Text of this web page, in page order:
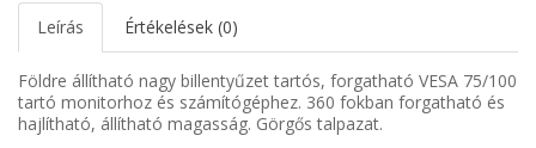
Leírás Értékelések (0)
Földre állítható nagy billentyűzet tartós, forgatható VESA 75/100
tartó monitorhoz és számítógéphez. 360 fokban forgatható és
hajlítható, állítható magasság. Görgős talpazat.